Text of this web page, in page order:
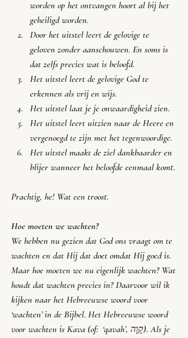
worden op het ontvangen hoort al bij het
geheiligd worden.
Door het uitstel leert de gelovige te
geloven zonder aanschouwen. En soms is
dat zelfs precies wat is beloofd.
Het uitstel leert de gelovige God te
erkennen als vrij en wijs.
Het uitstel laat je je onwaardigheid zien.
Het uitstel leert uitzien naar de Heere en
vergenoegd te zijn met het tegenwoordige.
Het uitstel maakt de ziel dankbaarder en
blijer wanneer het beloofde eenmaal komt.
Prachtig, he! Wat een troost.
Hoe moeten we wachten?
We hebben nu gezien dat God ons vraagt om te
wachten en dat Hij dat doet omdat Hij goed is.
Maar hoe moeten we nu eigenlijk wachten? Wat
houdt dat wachten precies in? Daarvoor wil ik
kijken naar het Hebreeuwse woord voor
‘wachten’ in de Bijbel. Het Hebreeuwse woord
voor wachten is Kava (of:  ‘qavah’, קָוָה). Als je